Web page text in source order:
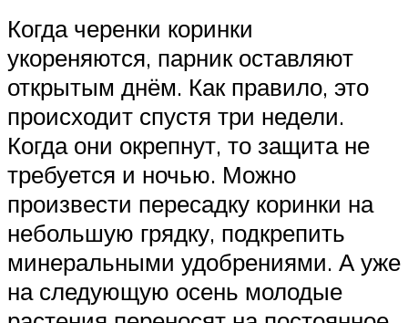
Когда черенки коринки
укореняются, парник оставляют
открытым днём. Как правило, это
происходит спустя три недели.
Когда они окрепнут, то защита не
требуется и ночью. Можно
произвести пересадку коринки на
небольшую грядку, подкрепить
минеральными удобрениями. А уже
на следующую осень молодые